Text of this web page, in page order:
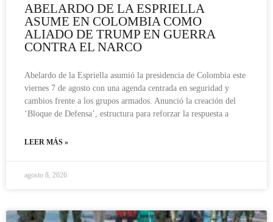
ABELARDO DE LA ESPRIELLA
ASUME EN COLOMBIA COMO
ALIADO DE TRUMP EN GUERRA
CONTRA EL NARCO
Abelardo de la Espriella asumió la presidencia de Colombia este
viernes 7 de agosto con una agenda centrada en seguridad y
cambios frente a los grupos armados. Anunció la creación del
‘Bloque de Defensa’, estructura para reforzar la respuesta a
LEER MÁS »
agosto 8, 2026